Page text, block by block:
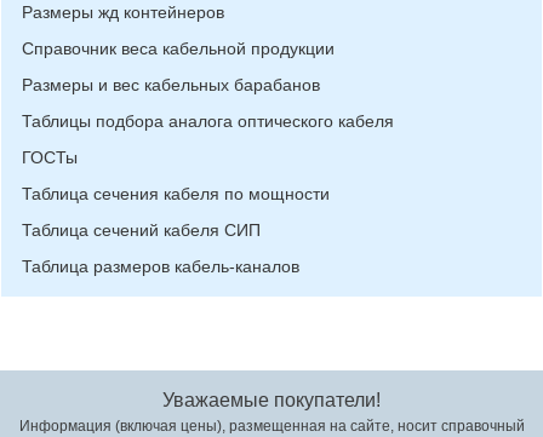
Размеры жд контейнеров
Справочник веса кабельной продукции
Размеры и вес кабельных барабанов
Таблицы подбора аналога оптического кабеля
ГОСТы
Таблица сечения кабеля по мощности
Таблица сечений кабеля СИП
Таблица размеров кабель-каналов
Уважаемые покупатели!
Информация (включая цены), размещенная на сайте, носит справочный